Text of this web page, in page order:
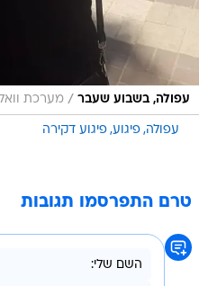
עפולה, בשבוע שעבר / מערכת
עפולה פיגוע פיגוע דקירה
טרם התפרסמו תגובות